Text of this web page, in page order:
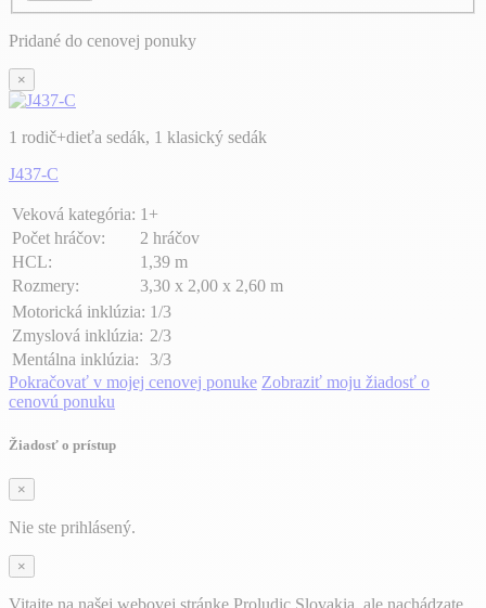
Pridané do cenovej ponuky
×
1 rodič+dieťa sedák, 1 klasický sedák
J437-C
Veková kategória: 1+
Počet hráčov:
2 hráčov
HCL:
1,39 m
Rozmery:
3,30 x 2,00 x 2,60 m
Motorická inklúzia: 1/3
Zmyslová inklúzia: 2/3
Mentálna inklúzia:
3/3
Pokračovať v mojej cenovej ponuke Zobraziť moju žiadosť o
cenovú ponuku
Žiadosť o prístup
×
Nie ste prihlásený.
×
Vitajte na našej webovej stránke Proludic Slovakia, ale nachádzate